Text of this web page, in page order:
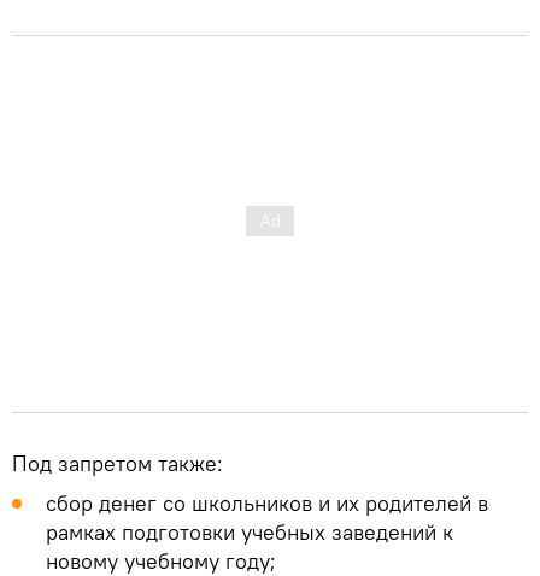
Под запретом также:
сбор денег со школьников и их родителей в
рамках подготовки учебных заведений к
новому учебному году;